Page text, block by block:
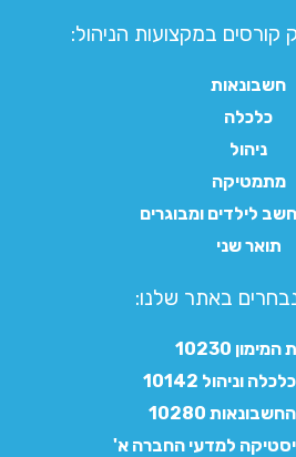
במקצועות הניהול:
חשבונאות
כלכלה
ניהול
מתמטיקה
לילדים ומבוגרים
תואר שני
באתר שלנו:​
10230
וניהול 10142
10280
למדעי החברה א'